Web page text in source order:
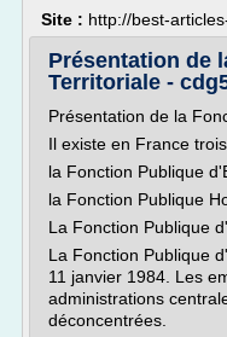
Site : http://best-
Présentation de
Territoriale -
Présentation de la
Il existe en France
la Fonction Publique
la Fonction Publique
La Fonction Publique
La Fonction Publique
11 janvier 1984. Les
administrations
déconcentrées.